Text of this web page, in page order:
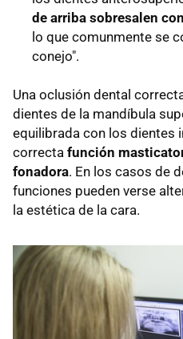
de arriba sobresalen
lo que comunmente se
conejo".
Una oclusión dental
dientes de la mandíbula
equilibrada con los dientes
correcta función
fonadora. En los casos de
funciones pueden verse
la estética de la cara.